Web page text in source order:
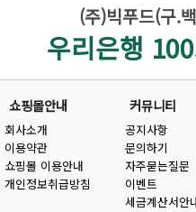
(주)빅푸드(구.
우리은행
쇼핑몰안내
회사소개
이용약관
쇼핑몰 이용안내
개인정보취급방침
커뮤니티
공지사항
문의하기
자주묻는질문
이벤트
세금계산서안